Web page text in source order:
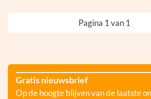
Pagina 1 van 1
Gratis nieuwsbrief
Op de hoogte blijven van de laatste